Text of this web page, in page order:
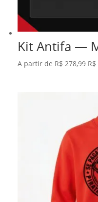
Kit Antifa —
A partir deR$278,99 O
R$